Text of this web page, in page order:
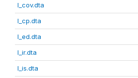
l_cov.dta
l_cp.dta
l_ed.dta
l_ir.dta
l_is.dta